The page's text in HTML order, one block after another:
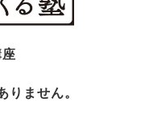
りません。